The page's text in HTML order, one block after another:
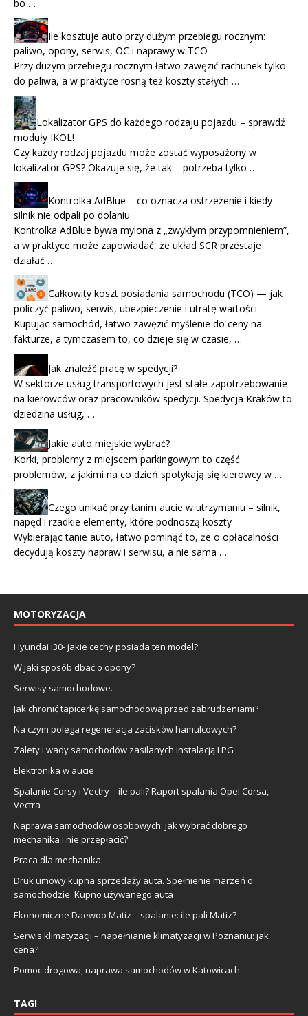
bo …
Ile kosztuje auto przy dużym przebiegu rocznym:
paliwo, opony, serwis, OC i naprawy w TCO
Przy dużym przebiegu rocznym łatwo zawęzić rachunek tylko
do paliwa, a w praktyce rosną też koszty stałych …
Lokalizator GPS do każdego rodzaju pojazdu – sprawdź
moduły IKOL!
Czy każdy rodzaj pojazdu może zostać wyposażony w
lokalizator GPS? Okazuje się, że tak – potrzeba tylko …
Kontrolka AdBlue – co oznacza ostrzeżenie i kiedy
silnik nie odpali po dolaniu
Kontrolka AdBlue bywa mylona z „zwykłym przypomnieniem”,
a w praktyce może zapowiadać, że układ SCR przestaje
działać …
Całkowity koszt posiadania samochodu (TCO) — jak
policzyć paliwo, serwis, ubezpieczenie i utratę wartości
Kupując samochód, łatwo zawęzić myślenie do ceny na
fakturze, a tymczasem to, co dzieje się w czasie, …
Jak znaleźć pracę w spedycji?
W sektorze usług transportowych jest stałe zapotrzebowanie
na kierowców oraz pracowników spedycji. Spedycja Kraków to
dziedzina usług, …
Jakie auto miejskie wybrać?
Korki, problemy z miejscem parkingowym to część
problemów, z jakimi na co dzień spotykają się kierowcy w …
Czego unikać przy tanim aucie w utrzymaniu – silnik,
napęd i rzadkie elementy, które podnoszą koszty
Wybierając tanie auto, łatwo pominąć to, że o opłacalności
decydują koszty napraw i serwisu, a nie sama …
MOTORYZACJA
Hyundai i30- jakie cechy posiada ten model?
W jaki sposób dbać o opony?
Serwisy samochodowe.
Jak chronić tapicerkę samochodową przed zabrudzeniami?
Na czym polega regeneracja zacisków hamulcowych?
Zalety i wady samochodów zasilanych instalacją LPG
Elektronika w aucie
Spalanie Corsy i Vectry – ile pali? Raport spalania Opel Corsa,
Vectra
Naprawa samochodów osobowych: jak wybrać dobrego
mechanika i nie przepłacić?
Praca dla mechanika.
Druk umowy kupna sprzedaży auta. Spełnienie marzeń o
samochodzie. Kupno używanego auta
Ekonomiczne Daewoo Matiz – spalanie: ile pali Matiz?
Serwis klimatyzacji – napełnianie klimatyzacji w Poznaniu: jak
cena?
Pomoc drogowa, naprawa samochodów w Katowicach
TAGI